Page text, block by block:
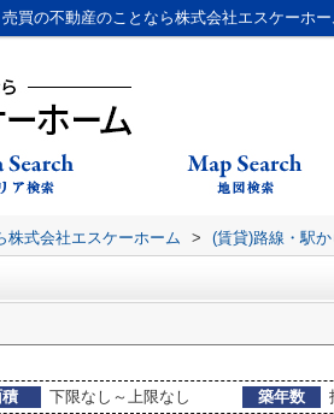
買の不動産のことなら株式会社エスケーホー
株式会社エスケーホーム > (賃貸)路線・駅
下限なし～上限なし 築年数